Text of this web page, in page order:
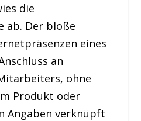
die
ab. Der bloße
eines
an
ohne
Produkt oder
Angaben verknüpft